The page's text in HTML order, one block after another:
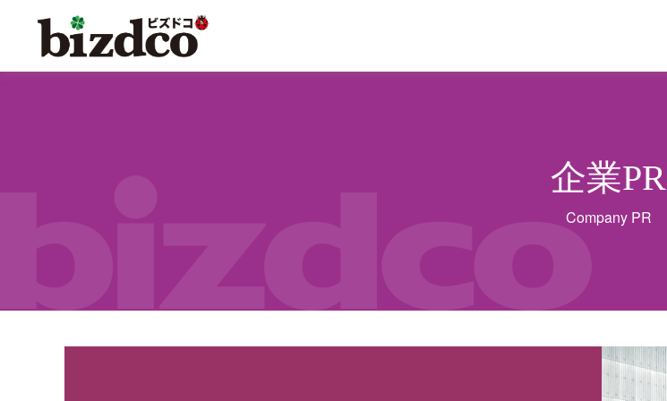
企業PR
Company PR